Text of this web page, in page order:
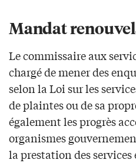
Mandat
Le commissaire aux
chargé de mener des
selon la Loi sur les
de plaintes ou de sa
également les progrès
organismes
la prestation des